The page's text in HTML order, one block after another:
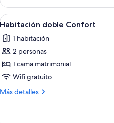
doble
Confort
Abrir
todas
las
fotos
de
Habitación
doble
1
Habitación doble Confort
1 habitación
2 personas
1 cama matrimonial
Wifi gratuito
Más detalles
Más